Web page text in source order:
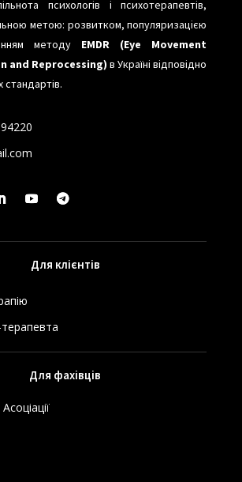
психологів і психотерапевтів,
метою: розвитком, популяризацією
методу EMDR (Eye Movement
and Reprocessing) в Україні відповідно
Для клієнтів
Для фахівців